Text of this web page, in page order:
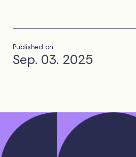
Published on
Sep. 03. 2025